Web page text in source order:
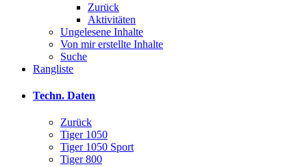
Zurück
Aktivitäten
Ungelesene Inhalte
Von mir erstellte Inhalte
Suche
Rangliste
Techn. Daten
Zurück
Tiger 1050
Tiger 1050 Sport
Tiger 800